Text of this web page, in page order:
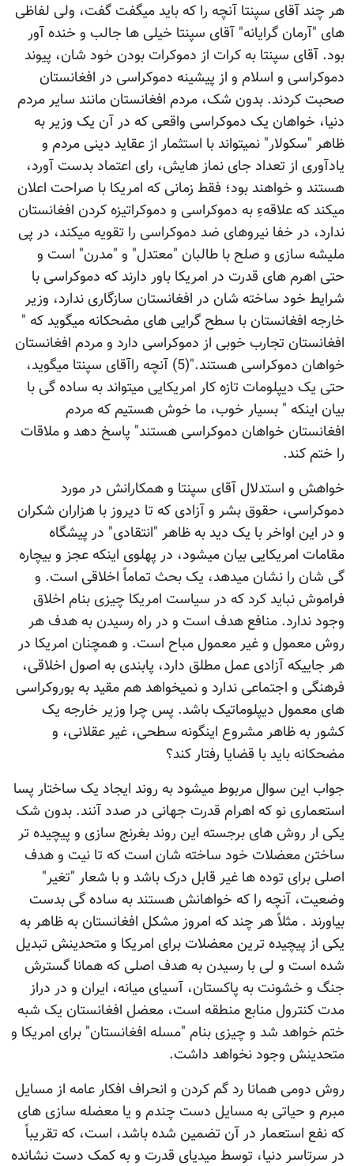
هر چند آقای سپنتا آنچه را که باید میگفت گفت، ولی لفاظی
های "آرمان گرایانه" آقای سپنتا خیلی ها جالب و خنده آور
بود. آقای سپنتا به کرات از دموکرات بودن خود شان، پیوند
دموکراسی و اسلام و از پیشینه دموکراسی در افغانستان
صحبت کردند. بدون شک، مردم افغانستان مانند سایر مردم
دنیا، خواهان یک دموکراسی واقعی که در آن یک وزیر به
ظاهر "سکولار" نمیتواند با استثمار از عقاید دینی مردم و
یادآوری از تعداد جای نماز هایش، رای اعتماد بدست آورد،
هستند و خواهند بود؛ فقط زمانی که امریکا با صراحت اعلان
میکند که علاقهءِ به دموکراسی و دموکراتیزه کردن افغانستان
ندارد، در خفا نیروهای ضد دموکراسی را تقویه میکند، در پی
ملیشه سازی و صلح با طالبان "معتدل" و "مدرن" است و
حتی اهرم های قدرت در امریکا باور دارند که دموکراسی با
شرایط خود ساخته شان در افغانستان سازگاری ندارد، وزیر
خارجه افغانستان با سطح گرایی های مضحکانه میگوید که "
افغانستان تجارب خوبی از دموکراسی دارد و مردم افغانستان
خواهان دموکراسی هستند."(5) آنچه راآقای سپنتا میگوید،
حتی یک دیپلومات تازه کار امریکایی میتواند به ساده گی با
بیان اینکه " بسیار خوب، ما خوش هستیم که مردم
افغانستان خواهان دموکراسی هستند" پاسخ دهد و ملاقات
را ختم کند.
خواهش و استدلال آقای سپنتا و همکارانش در مورد
دموکراسی، حقوق بشر و آزادی که تا دیروز با هزاران شکران
و در این اواخر با یک دید به ظاهر "انتقادی" در پیشگاه
مقامات امریکایی بیان میشود، در پهلوی اینکه عجز و بیچاره
گی شان را نشان میدهد، یک بحث تماماً اخلاقی است. و
فراموش نباید کرد که در سیاست امریکا چیزی بنام اخلاق
وجود ندارد. منافع هدف است و در راه رسیدن به هدف هر
روش معمول و غیر معمول مباح است. و همچنان امریکا در
هر جاییکه آزادی عمل مطلق دارد، پابندی به اصول اخلاقی،
فرهنگی و اجتماعی ندارد و نمیخواهد هم مقید به بوروکراسی
های معمول دیپلوماتیک باشد. پس چرا وزیر خارجه یک
کشور به ظاهر مشروع اینگونه سطحی، غیر عقلانی، و
مضحکانه باید با قضایا رفتار کند؟
جواب این سوال مربوط میشود به روند ایجاد یک ساختار پسا
استعماری نو که اهرام قدرت جهانی در صدد آنند. بدون شک
یکی ار روش های برجسته این روند بغرنج سازی و پیچیده تر
ساختن معضلات خود ساخته شان است که تا نیت و هدف
اصلی برای توده ها غیر قابل درک باشد و با شعار "تغیر"
وضعیت، آنچه را که خواهانش هستند به ساده گی بدست
بیاورند . مثلاً هر چند که امروز مشکل افغانستان به ظاهر به
یکی از پیچیده ترین معضلات برای امریکا و متحدینش تبدیل
شده است و لی با رسیدن به هدف اصلی که همانا گسترش
جنگ و خشونت به پاکستان، آسیای میانه، ایران و در دراز
مدت کنترول منابع منطقه است، معضل افغانستان یک شبه
ختم خواهد شد و چیزی بنام "مسله افغانستان" برای امریکا و
متحدینش وجود نخواهد داشت.
روش دومی همانا رد گم کردن و انحراف افکار عامه از مسایل
مبرم و حیاتی به مسایل دست چندم و یا معضله سازی های
که نفع استعمار در آن تضمین شده باشد، است، که تقریباً
در سرتاسر دنیا، توسط میدیای قدرت و به کمک دست نشانده